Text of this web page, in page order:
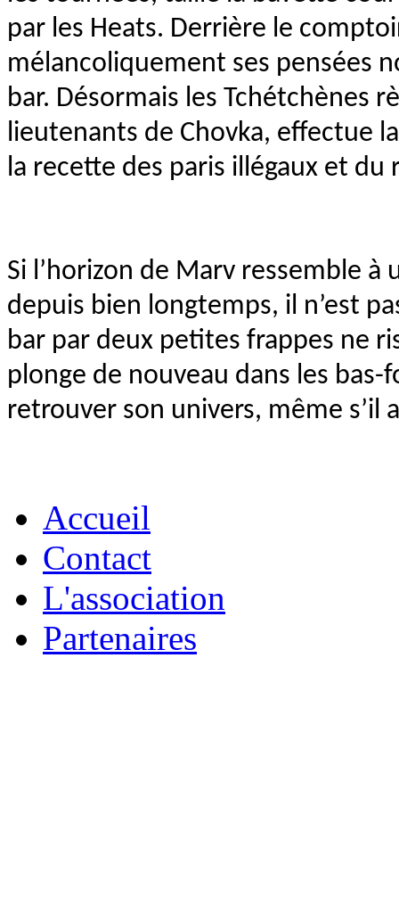
par les Heats. Derrière le
mélancoliquement ses pensées
bar. Désormais les Tchétchènes
lieutenants de Chovka, effectue
la recette des paris illégaux et du
Si l’horizon de Marv ressemble
depuis bien longtemps, il n’est
bar par deux petites frappes ne
plonge de nouveau dans les bas-
retrouver son univers, même s’il
Accueil
Contact
L'association
Partenaires